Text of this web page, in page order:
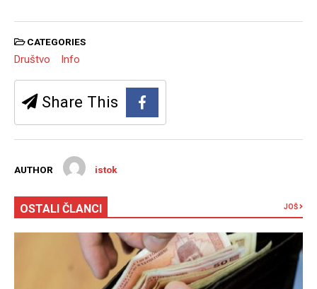
CATEGORIES
Društvo Info
Share This
AUTHOR istok
OSTALI ČLANCI JOŠ